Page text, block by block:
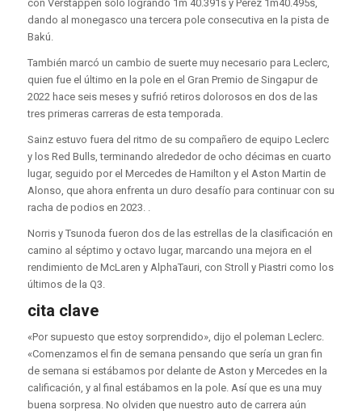
con Verstappen solo logrando 1m 40.391s y Pérez 1m40.495s,
dando al monegasco una tercera pole consecutiva en la pista de
Bakú.
También marcó un cambio de suerte muy necesario para Leclerc,
quien fue el último en la pole en el Gran Premio de Singapur de
2022 hace seis meses y sufrió retiros dolorosos en dos de las
tres primeras carreras de esta temporada.
Sainz estuvo fuera del ritmo de su compañero de equipo Leclerc
y los Red Bulls, terminando alrededor de ocho décimas en cuarto
lugar, seguido por el Mercedes de Hamilton y el Aston Martin de
Alonso, que ahora enfrenta un duro desafío para continuar con su
racha de podios en 2023. .
Norris y Tsunoda fueron dos de las estrellas de la clasificación en
camino al séptimo y octavo lugar, marcando una mejora en el
rendimiento de McLaren y AlphaTauri, con Stroll y Piastri como los
últimos de la Q3.
cita clave
«Por supuesto que estoy sorprendido», dijo el poleman Leclerc.
«Comenzamos el fin de semana pensando que sería un gran fin
de semana si estábamos por delante de Aston y Mercedes en la
calificación, y al final estábamos en la pole. Así que es una muy
buena sorpresa. No olviden que nuestro auto de carrera aún